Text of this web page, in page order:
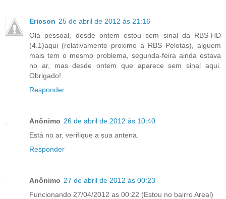
Ericson 25 de abril de 2012 às 21:16
Olá pessoal, desde ontem estou sem sinal da RBS-HD
(4.1)aqui (relativamente proximo a RBS Pelotas), alguem
mais tem o mesmo problema, segunda-feira ainda estava
no ar, mas desde ontem que aparece sem sinal aqui.
Obrigado!
Responder
Anônimo 26 de abril de 2012 às 10:40
Está no ar, verifique a sua antena.
Responder
Anônimo 27 de abril de 2012 às 00:23
Funcionando 27/04/2012 as 00:22 (Estou no bairro Areal)